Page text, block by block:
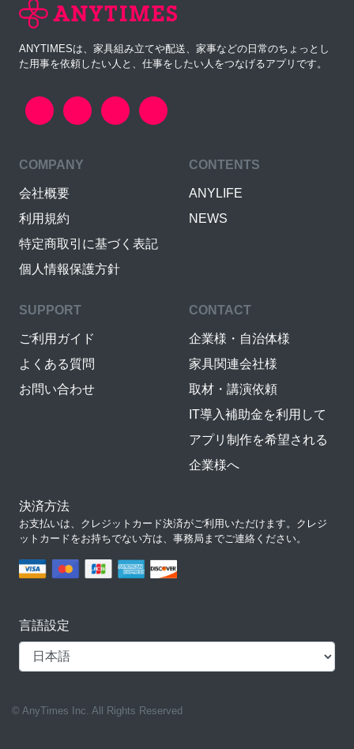
ANYTIMESは、家具組み立てや配送、家事などの日常のちょっとし
た用事を依頼したい人と、仕事をしたい人をつなげるアプリです。
COMPANY
会社概要
利用規約
特定商取引に基づく表記
個人情報保護方針
CONTENTS
ANYLIFE
NEWS
SUPPORT
ご利用ガイド
よくある質問
お問い合わせ
CONTACT
企業様・自治体様
家具関連会社様
取材・講演依頼
IT導入補助金を利用して
アプリ制作を希望される
企業様へ
決済方法
お支払いは、クレジットカード決済がご利用いただけます。クレジ
ットカードをお持ちでない方は、事務局までご連絡ください。
言語設定
© AnyTimes Inc. All Rights Reserved